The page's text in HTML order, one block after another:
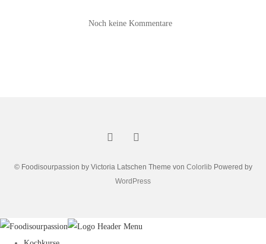
Noch keine Kommentare
© Foodisourpassion by Victoria Latschen Theme von Colorlib Powered by
WordPress